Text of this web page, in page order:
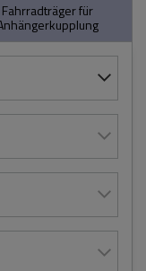
Fahrradträger für